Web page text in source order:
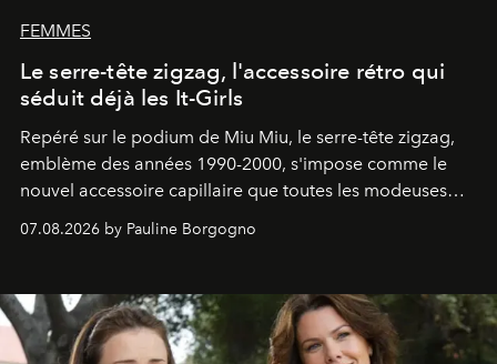
FEMMES
Le serre-tête zigzag, l'accessoire rétro qui
séduit déjà les It-Girls
Repéré sur le podium de Miu Miu, le serre-tête zigzag,
emblème des années 1990-2000, s'impose comme le
nouvel accessoire capillaire que toutes les modeuses
s'arrachent déjà.
07.08.2026 by Pauline Borgogno